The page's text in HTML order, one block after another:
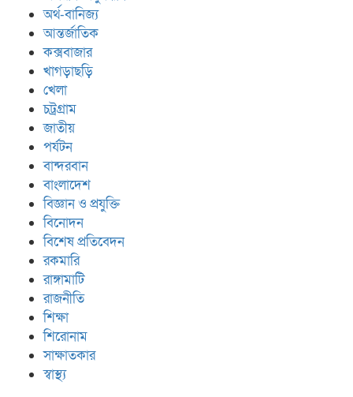
অর্থ-বানিজ্য
আন্তর্জাতিক
কক্সবাজার
খাগড়াছড়ি
খেলা
চট্রগ্রাম
জাতীয়
পর্যটন
বান্দরবান
বাংলাদেশ
বিজ্ঞান ও প্রযুক্তি
বিনোদন
বিশেষ প্রতিবেদন
রকমারি
রাঙ্গামাটি
রাজনীতি
শিক্ষা
শিরোনাম
সাক্ষাতকার
স্বাস্থ্য